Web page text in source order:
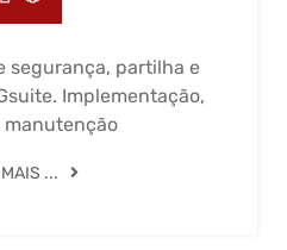
segurança, partilha e
Implementação,
manutenção
...